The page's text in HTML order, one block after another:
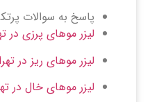
پاسخ به سوالات
لیزر موهای پرزی در
لیزر موهای ریز در
لیزر موهای خال در